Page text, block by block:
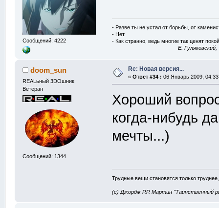
Сообщений: 4222
- Разве ты не устал от борьбы, от
- Нет.
- Как странно, ведь многие так ценят
E.
doom_sun
REALьный 3DOшник
Ветеран
Сообщений: 1344
Re: Новая версия...
« Ответ #34 : 06 Январь 2009,
Хороший
когда-нибудь
мечты...)
Трудные вещи становятся только
(с) Джордж Р.Р. Мартин "Таинственный